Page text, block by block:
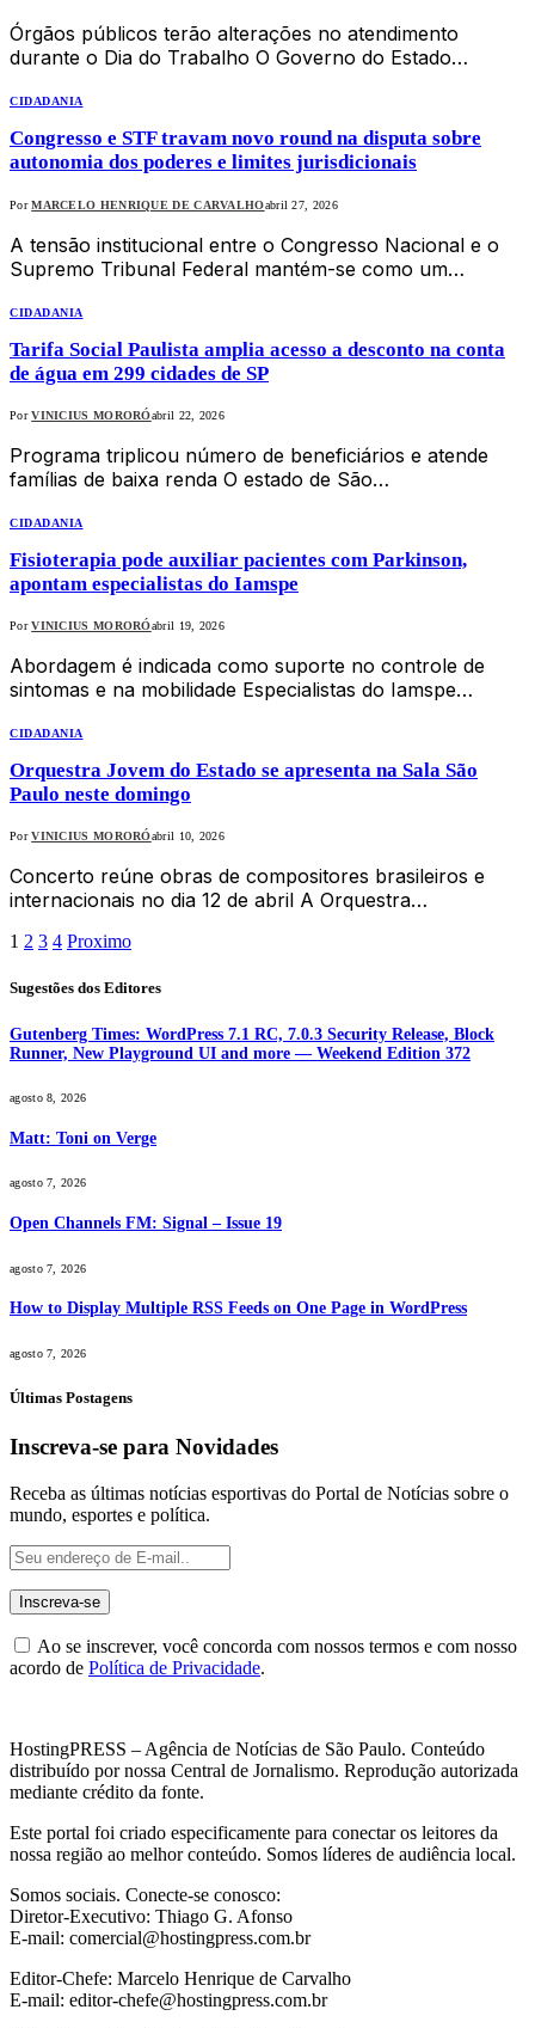
Órgãos públicos terão alterações no atendimento
durante o Dia do Trabalho O Governo do Estado…
CIDADANIA
Congresso e STF travam novo round na disputa sobre
autonomia dos poderes e limites jurisdicionais
Por MARCELO HENRIQUE DE CARVALHOabril 27, 2026
A tensão institucional entre o Congresso Nacional e o
Supremo Tribunal Federal mantém-se como um…
CIDADANIA
Tarifa Social Paulista amplia acesso a desconto na conta
de água em 299 cidades de SP
Por VINICIUS MORORÓabril 22, 2026
Programa triplicou número de beneficiários e atende
famílias de baixa renda O estado de São…
CIDADANIA
Fisioterapia pode auxiliar pacientes com Parkinson,
apontam especialistas do Iamspe
Por VINICIUS MORORÓabril 19, 2026
Abordagem é indicada como suporte no controle de
sintomas e na mobilidade Especialistas do Iamspe…
CIDADANIA
Orquestra Jovem do Estado se apresenta na Sala São
Paulo neste domingo
Por VINICIUS MORORÓabril 10, 2026
Concerto reúne obras de compositores brasileiros e
internacionais no dia 12 de abril A Orquestra…
1 2 3 4 Proximo
Sugestões dos Editores
Gutenberg Times: WordPress 7.1 RC, 7.0.3 Security Release, Block
Runner, New Playground UI and more — Weekend Edition 372
agosto 8, 2026
Matt: Toni on Verge
agosto 7, 2026
Open Channels FM: Signal – Issue 19
agosto 7, 2026
How to Display Multiple RSS Feeds on One Page in WordPress
agosto 7, 2026
Últimas Postagens
Inscreva-se para Novidades
Receba as últimas notícias esportivas do Portal de Notícias sobre o
mundo, esportes e política.
Ao se inscrever, você concorda com nossos termos e com nosso
acordo de Política de Privacidade.
HostingPRESS – Agência de Notícias de São Paulo. Conteúdo
distribuído por nossa Central de Jornalismo. Reprodução autorizada
mediante crédito da fonte.
Este portal foi criado especificamente para conectar os leitores da
nossa região ao melhor conteúdo. Somos líderes de audiência local.
Somos sociais. Conecte-se conosco:
Diretor-Executivo: Thiago G. Afonso
E-mail: comercial@hostingpress.com.br
Editor-Chefe: Marcelo Henrique de Carvalho
E-mail: editor-chefe@hostingpress.com.br